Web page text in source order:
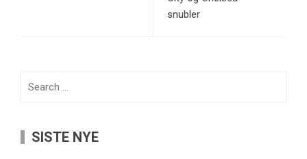
snubler
SISTE NYE